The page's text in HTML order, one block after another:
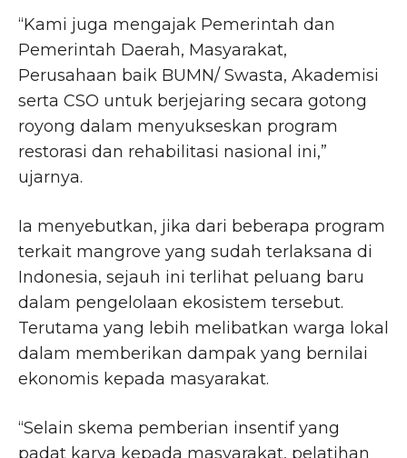
“Kami juga mengajak Pemerintah dan
Pemerintah Daerah, Masyarakat,
Perusahaan baik BUMN/ Swasta, Akademisi
serta CSO untuk berjejaring secara gotong
royong dalam menyukseskan program
restorasi dan rehabilitasi nasional ini,”
ujarnya.
Ia menyebutkan, jika dari beberapa program
terkait mangrove yang sudah terlaksana di
Indonesia, sejauh ini terlihat peluang baru
dalam pengelolaan ekosistem tersebut.
Terutama yang lebih melibatkan warga lokal
dalam memberikan dampak yang bernilai
ekonomis kepada masyarakat.
“Selain skema pemberian insentif yang
padat karya kepada masyarakat, pelatihan